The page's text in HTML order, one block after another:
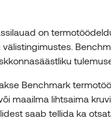
on
Benchmark
maailma lihtsaima
saab tellida ka